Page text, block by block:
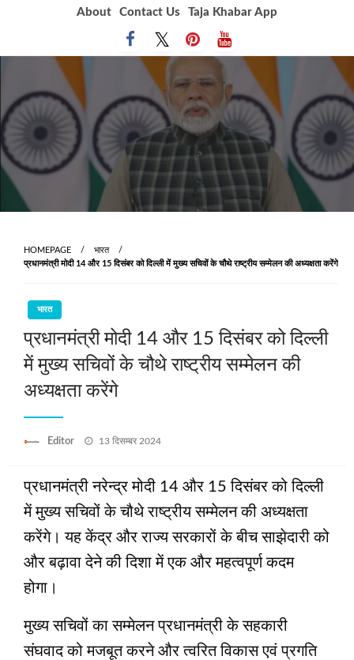
About Contact Us Taja Khabar App
HOMEPAGE
भारत
प्रधानमंत्री मोदी 14 और 15 दिसंबर को दिल्ली में मुख्य सचिवों के चौथे राष्ट्रीय सम्मेलन की अध्यक्षता करेंगे
भारत
प्रधानमंत्री मोदी 14 और 15 दिसंबर को दिल्ली
में मुख्य सचिवों के चौथे राष्ट्रीय सम्मेलन की
अध्यक्षता करेंगे
Editor
Posted
13 दिसम्बर 2024
प्रधानमंत्री नरेन्द्र मोदी 14 और 15 दिसंबर को दिल्ली
में मुख्य सचिवों के चौथे राष्ट्रीय सम्मेलन की अध्यक्षता
करेंगे। यह केंद्र और राज्य सरकारों के बीच साझेदारी को
और बढ़ावा देने की दिशा में एक और महत्वपूर्ण कदम
होगा।
मुख्य सचिवों का सम्मेलन प्रधानमंत्री के सहकारी
संघवाद को मजबूत करने और त्‍वरित विकास एवं प्रगति